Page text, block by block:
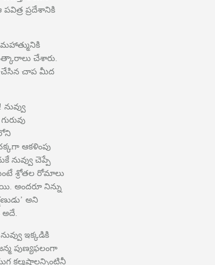
ప్రదేశానికి
చేశారు.
చేసిన చాప మీద
ఆకళింపు
నువ్వు చెప్పే
శ్రోతల రోమాలు
అందరూ నిన్ను
అని
అదే.
ఇక్కడికి
పుణ్యఫలంగా
కల్మషాలన్నింటినీ